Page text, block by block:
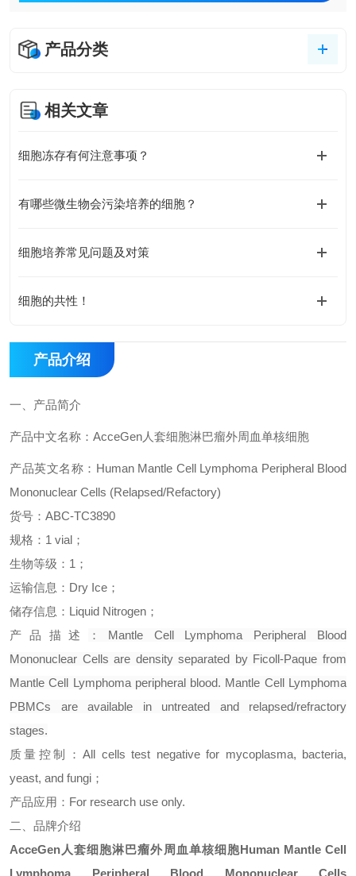
产品分类
相关文章
细胞冻存有何注意事项？
有哪些微生物会污染培养的细胞？
细胞培养常见问题及对策
细胞的共性！
产品介绍
一、 产品简介
产品中文名称： AcceGen人套细胞淋巴瘤外周血单核细胞
产品英文名称： Human Mantle Cell Lymphoma Peripheral Blood
Mononuclear Cells (Relapsed/Refactory)
货号： ABC-TC3890
规格： 1 vial ；
生物等级： 1 ；
运输信息： Dry Ice ；
储存信息： Liquid Nitrogen ；
产品描述
： Mantle Cell Lymphoma Peripheral Blood
Mononuclear Cells are density separated by Ficoll-Paque from
Mantle Cell Lymphoma peripheral blood. Mantle Cell Lymphoma
PBMCs are available in untreated and relapsed/refractory
stages.
质量控制：All cells test negative for mycoplasma, bacteria,
yeast, and fungi ；
产品应用： For research use only.
二、品牌介绍
AcceGen 人套细胞淋巴瘤外周血单核细胞Human Mantle Cell
Lymphoma Peripheral Blood Mononuclear Cells